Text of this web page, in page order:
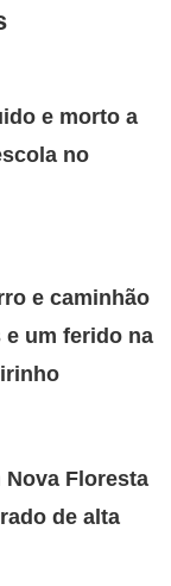
e morto a
no
e caminhão
um ferido na
Nova Floresta
de alta